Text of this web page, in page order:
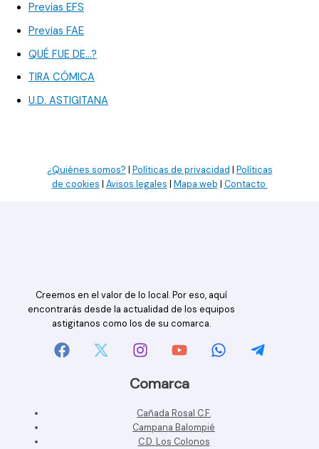
Previas EFS
Previas FAE
QUÉ FUE DE…?
TIRA CÓMICA
U.D. ASTIGITANA
¿Quiénes somos? | Políticas de privacidad | Políticas
de cookies | Avisos legales | Mapa web | Contacto
Creemos en el valor de lo local. Por eso, aquí
encontrarás desde la actualidad de los equipos
astigitanos como los de su comarca.
Comarca
Cañada Rosal C.F.
Campana Balompié
C.D. Los Colonos